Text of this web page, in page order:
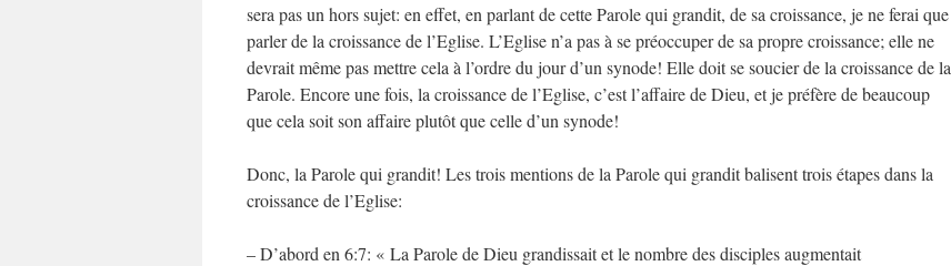
sera pas un hors sujet: en effet, en parlant de cette Parole qui grandit, de sa croissance, je ne ferai que
parler de la croissance de l’Eglise. L’Eglise n’a pas à se préoccuper de sa propre croissance; elle ne
devrait même pas mettre cela à l’ordre du jour d’un synode! Elle doit se soucier de la croissance de la
Parole. Encore une fois, la croissance de l’Eglise, c’est l’affaire de Dieu, et je préfère de beaucoup
que cela soit son affaire plutôt que celle d’un synode!
Donc, la Parole qui grandit! Les trois mentions de la Parole qui grandit balisent trois étapes dans la
croissance de l’Eglise:
– D’abord en 6:7: « La Parole de Dieu grandissait et le nombre des disciples augmentait